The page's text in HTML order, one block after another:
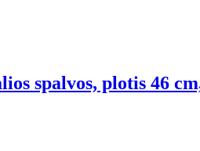
spalvos, plotis 46